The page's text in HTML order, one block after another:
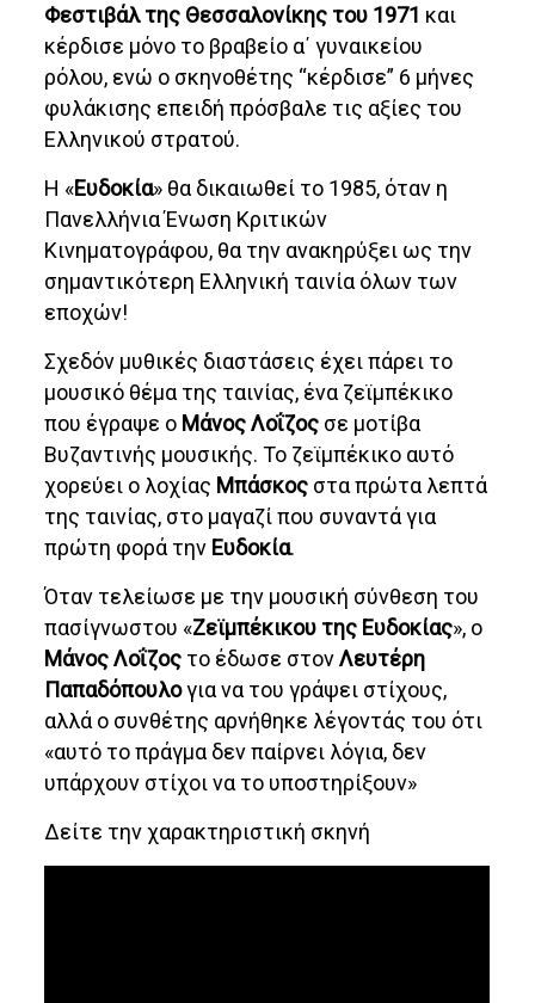
Φεστιβάλ της Θεσσαλονίκης του 1971 και
κέρδισε μόνο το βραβείο α΄ γυναικείου
ρόλου, ενώ ο σκηνοθέτης “κέρδισε” 6 μήνες
φυλάκισης επειδή πρόσβαλε τις αξίες του
Ελληνικού στρατού.
Η «Ευδοκία» θα δικαιωθεί το 1985, όταν η
Πανελλήνια Ένωση Κριτικών
Κινηματογράφου, θα την ανακηρύξει ως την
σημαντικότερη Ελληνική ταινία όλων των
εποχών!
Σχεδόν μυθικές διαστάσεις έχει πάρει το
μουσικό θέμα της ταινίας, ένα ζεϊμπέκικο
που έγραψε ο Μάνος Λοΐζος σε μοτίβα
Βυζαντινής μουσικής. Το ζεϊμπέκικο αυτό
χορεύει ο λοχίας Μπάσκος στα πρώτα λεπτά
της ταινίας, στο μαγαζί που συναντά για
πρώτη φορά την Ευδοκία.
Όταν τελείωσε με την μουσική σύνθεση του
πασίγνωστου «Ζεϊμπέκικου της Ευδοκίας», ο
Μάνος Λοΐζος το έδωσε στονΛευτέρη
Παπαδόπουλογια να του γράψει στίχους,
αλλά ο συνθέτης αρνήθηκε λέγοντάς του ότι
«αυτό το πράγμα δεν παίρνει λόγια, δεν
υπάρχουν στίχοι να το υποστηρίξουν»
Δείτε την χαρακτηριστική σκηνή